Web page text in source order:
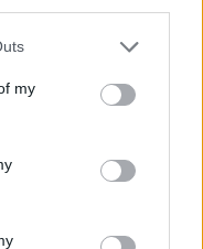
one or more Google
You may click to
third-party tags to
in below Google
my
csatát a
a negyvenfokos